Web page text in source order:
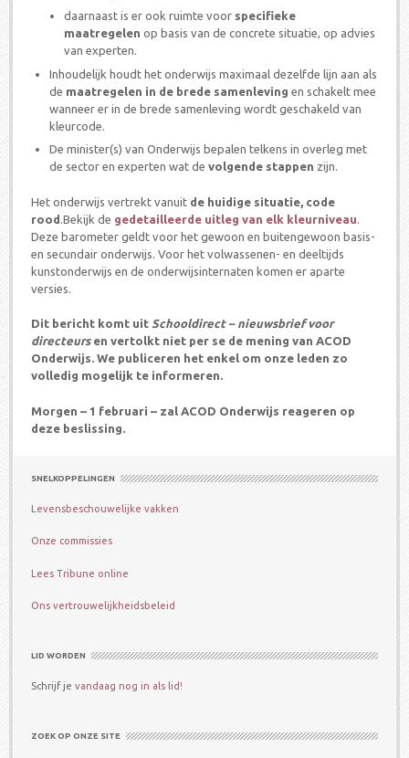
daarnaast is er ook ruimte voorspecifieke
maatregelen op basis van de concrete situatie, op advies
van experten.
Inhoudelijk houdt het onderwijs maximaal dezelfde lijn aan als
de maatregelen in de brede samenleving en schakelt mee
wanneer er in de brede samenleving wordt geschakeld van
kleurcode.
De minister(s) van Onderwijs bepalen telkens in overleg met
de sector en experten wat de volgende stappen zijn.
Het onderwijs vertrekt vanuit de huidige situatie, code
rood .Bekijk de gedetailleerde uitleg van elk kleurniveau
Deze barometer geldt voor het gewoon en buitengewoon basis-
en secundair onderwijs. Voor het volwassenen- en deeltijds
kunstonderwijs en de onderwijsinternaten komen er aparte
versies.
Dit bericht komt uit Schooldirect – nieuwsbrief voor
directeursen vertolkt niet per se de mening van ACOD
Onderwijs. We publiceren het enkel om onze leden zo
volledig mogelijk te informeren.
Morgen – 1 februari – zal ACOD Onderwijs reageren op
deze beslissing.
SNELKOPPELINGEN
Levensbeschouwelijke vakken
Onze commissies
Lees Tribune online
Ons vertrouwelijkheidsbeleid
LID WORDEN
Schrijf je vandaag nog in als lid!
ZOEK OP ONZE SITE